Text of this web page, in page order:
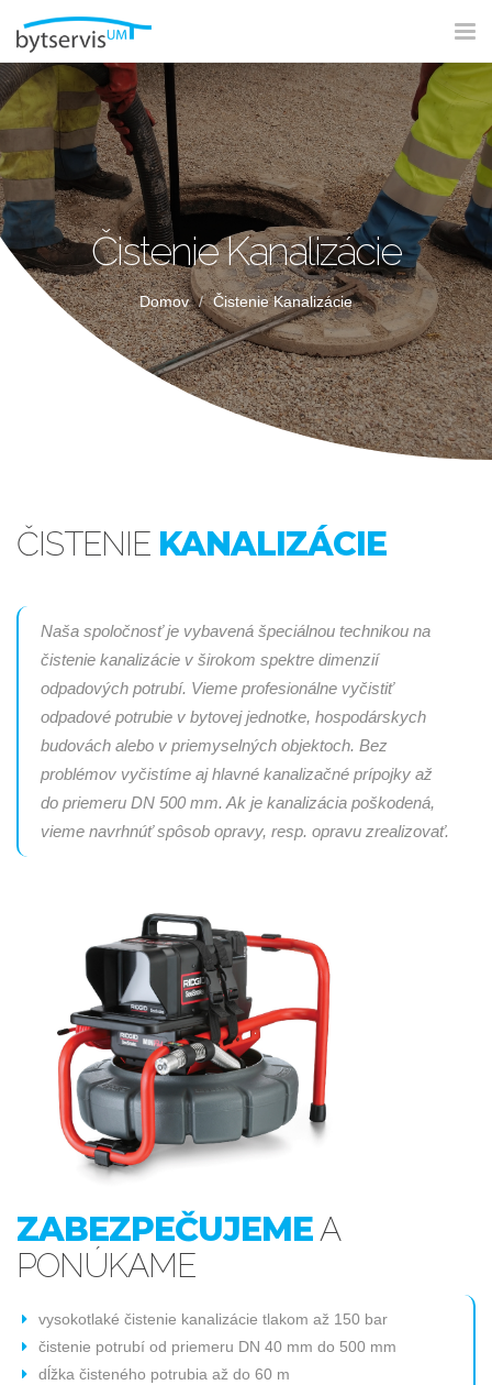
Čistenie Kanalizácie
Domov Čistenie Kanalizácie
ČISTENIE KANALIZÁCIE
Naša spoločnosť je vybavená špeciálnou technikou na
čistenie kanalizácie v širokom spektre dimenzií
odpadových potrubí. Vieme profesionálne vyčistiť
odpadové potrubie v bytovej jednotke, hospodárskych
budovách alebo v priemyselných objektoch. Bez
problémov vyčistíme aj hlavné kanalizačné prípojky až
do priemeru DN 500 mm. Ak je kanalizácia poškodená,
vieme navrhnúť spôsob opravy, resp. opravu zrealizovať.
ZABEZPEČUJEMEA
PONÚKAME
vysokotlaké čistenie kanalizácie tlakom až 150 bar
čistenie potrubí od priemeru DN 40 mm do 500 mm
dĺžka čisteného potrubia až do 60 m